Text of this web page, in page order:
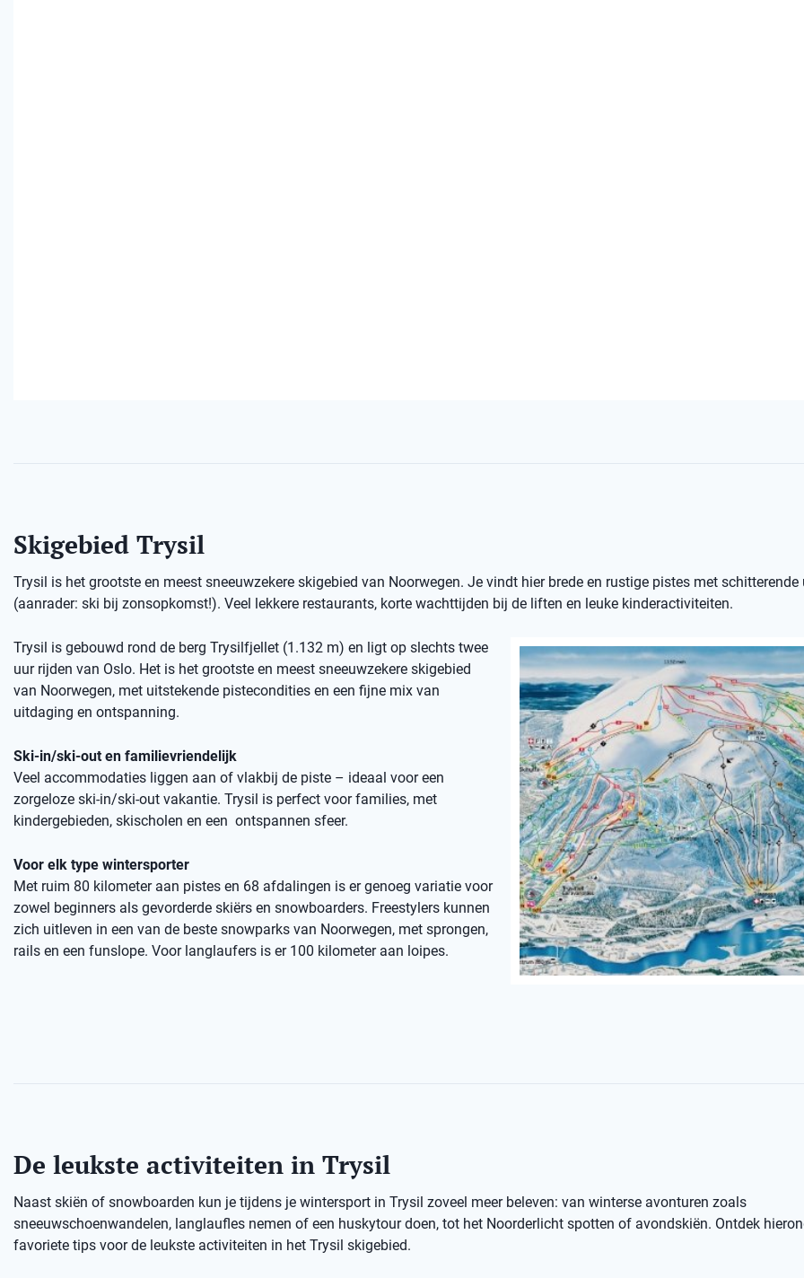
Skigebied Trysil
Trysil is het grootste en meest sneeuwzekere skigebied van Noorwegen. Je vindt hier brede en rustige pistes met
(aanrader: ski bij zonsopkomst!). Veel lekkere restaurants, korte wachttijden bij de liften en leuke kinderactiviteiten.
Trysil is gebouwd rond de berg Trysilfjellet (1.132 m) en ligt op slechts twee
uur rijden van Oslo. Het is het grootste en meest sneeuwzekere skigebied
van Noorwegen, met uitstekende pistecondities en een fijne mix van
uitdaging en ontspanning.
Ski-in/ski-out en familievriendelijk
Veel accommodaties liggen aan of vlakbij de piste – ideaal voor een
zorgeloze ski-in/ski-out vakantie. Trysil is perfect voor families, met
kindergebieden, skischolen en een ontspannen sfeer.
Voor elk type wintersporter
Met ruim 80 kilometer aan pistes en 68 afdalingen is er genoeg variatie voor
zowel beginners als gevorderde skiërs en snowboarders. Freestylers kunnen
zich uitleven in een van de beste snowparks van Noorwegen, met sprongen,
rails en een funslope. Voor langlaufers is er 100 kilometer aan loipes.
De leukste activiteiten in Trysil
Naast skiën of snowboarden kun je tijdens je wintersport in Trysil zoveel meer beleven: van winterse avonturen zoals
sneeuwschoenwandelen, langlaufles nemen of een huskytour doen, tot het Noorderlicht spotten of avondskiën. Ontdek
favoriete tips voor de leukste activiteiten in het Trysil skigebied.